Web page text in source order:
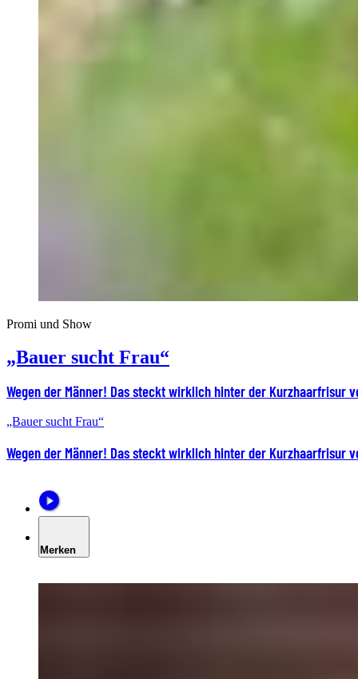
Promi und Show
„Bauer sucht Frau“
Wegen der Männer! Das steckt wirklich hinter der Kurzhaarfrisur
„Bauer sucht Frau“
Wegen der Männer! Das steckt wirklich hinter der Kurzhaarfrisur
Merken